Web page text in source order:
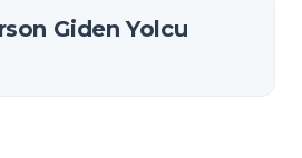
Giden Yolcu